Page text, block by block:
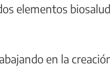
elementos
en la